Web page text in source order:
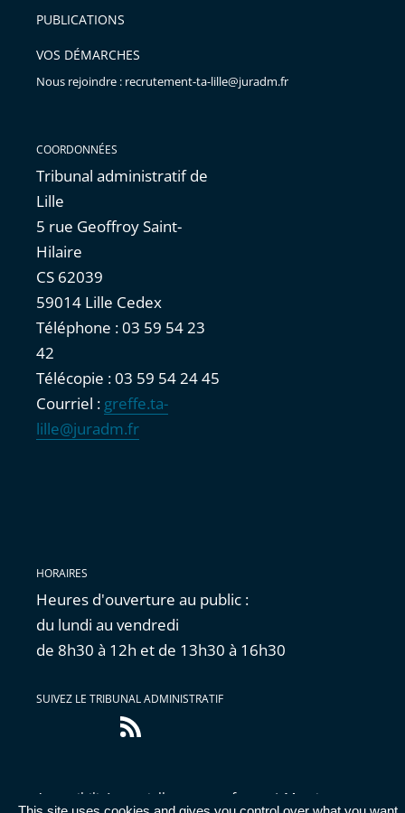
avant
PUBLICATIONS
VOS DÉMARCHES
Nous rejoindre : recrutement-ta-lille@juradm.fr
COORDONNÉES
Tribunal administratif de
Lille
5 rue Geoffroy Saint-
Hilaire
CS 62039
59014 Lille Cedex
Téléphone : 03 59 54 23
42
Télécopie : 03 59 54 24 45
Courriel : greffe.ta-
lille@juradm.fr
HORAIRES
Heures d'ouverture au public :
du lundi au vendredi
de 8h30 à 12h et de 13h30 à 16h30
SUIVEZ LE TRIBUNAL ADMINISTRATIF
Flux
RSS
Accessibilité : partiellement conforme | Mentions